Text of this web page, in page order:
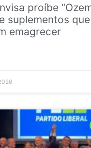
proíbe
suplementos que
emagrecer